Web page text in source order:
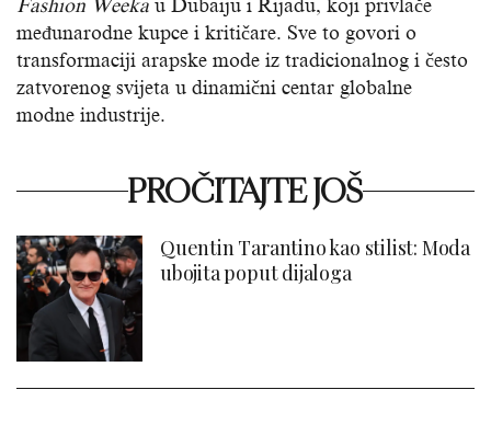
Fashion Weeka u Dubaiju i Rijadu, koji privlače
međunarodne kupce i kritičare. Sve to govori o
transformaciji arapske mode iz tradicionalnog i često
zatvorenog svijeta u dinamični centar globalne
modne industrije.
PROČITAJTE JOŠ
Quentin Tarantino kao stilist: Moda
ubojita poput dijaloga